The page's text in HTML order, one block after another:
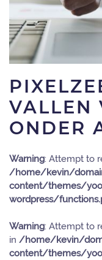
VALLEN
ONDER
Warning: Attempt to
/home/kevin/
content/themes/
wordpress/
Warning: Attempt to
in /home/kevin/
content/themes/